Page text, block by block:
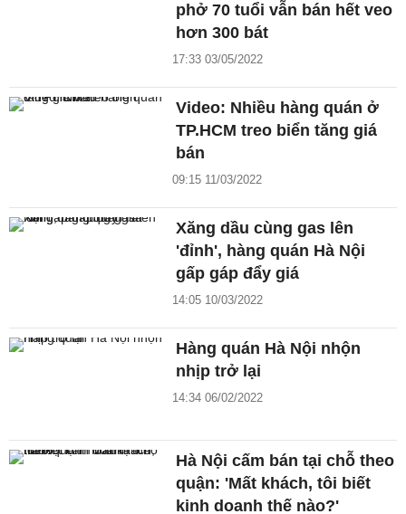
phở 70 tuổi vẫn bán hết veo
hơn 300 bát
17:33 03/05/2022
Video: Nhiều hàng quán ở
TP.HCM treo biển tăng giá
bán
09:15 11/03/2022
Xăng dầu cùng gas lên
'đỉnh', hàng quán Hà Nội
gấp gáp đẩy giá
14:05 10/03/2022
Hàng quán Hà Nội nhộn
nhịp trở lại
14:34 06/02/2022
Hà Nội cấm bán tại chỗ theo
quận: 'Mất khách, tôi biết
kinh doanh thế nào?'